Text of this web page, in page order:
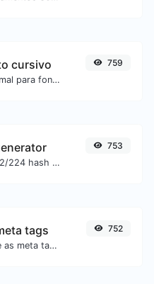
cursivo
Converta texto normal para fonte cursiva.
759
Generate a SHA-512/224 hash for any string input.
753
tags
Obtenha e verifique as meta tags de qualquer site.
752